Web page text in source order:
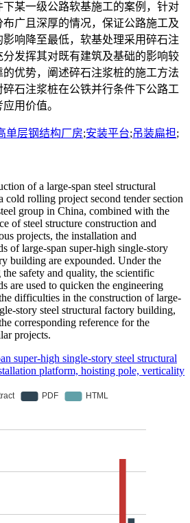
某一级公路软基施工的案例，针对
广且深厚的情况，保证公路施工及
响降至最低，软基处理采用碎石注
分发挥其对既有建筑及基础的影响较
优势，阐述碎石注浆桩的施工方法
石注浆桩在公铁并行条件下公路工
用价值。
单层钢结构厂房;安装平台;吊装扁担;
of a large-span steel structural
rolling project second tender section
group in China, combined with the
of steel structure construction and
projects, the installation and
of large-span super-high single-story
building are expounded. Under the
safety and quality, the scientific
are used to quicken the engineering
difficulties in the construction of large-
story steel structural factory building,
corresponding reference for the
projects.
super-high single-story steel structural
platform, hoisting pole, verticality